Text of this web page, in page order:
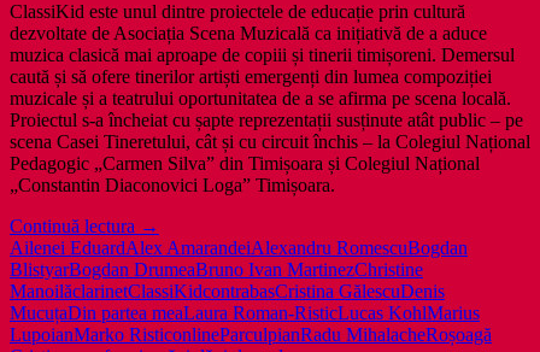
ClassiKid este unul dintre proiectele de educație prin cultură
dezvoltate de Asociația Scena Muzicală ca inițiativă de a aduce
muzica clasică mai aproape de copiii și tinerii timișoreni. Demersul
caută și să ofere tinerilor artiști emergenți din lumea compoziției
muzicale și a teatrului oportunitatea de a se afirma pe scena locală.
Proiectul s-a încheiat cu șapte reprezentații susținute atât public – pe
scena Casei Tineretului, cât și cu circuit închis – la Colegiul Național
Pedagogic „Carmen Silva” din Timișoara și Colegiul Național
„Constantin Diaconovici Loga” Timișoara.
Continuă lectura Spectacolele
de
teatru
muzical
pentru
copii
→
Ailenei EduardAlex AmarandeiAlexandru RomescuBogdan
BlistyarBogdan DrumeaBruno Ivan MartinezChristine
ManoilăclarinetClassiKidcontrabasCristina GălescuDenis
MucuțaDin partea meaLaura Roman-RisticLucas KohlMarius
LupoianMarko RisticonlineParculpianRadu MihalacheRoșoagă